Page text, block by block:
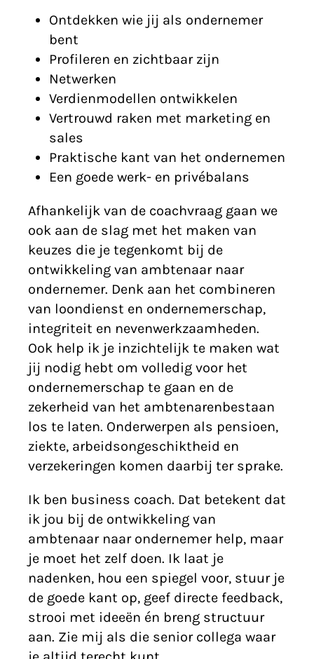
Ontdekken wie jij als ondernemer
bent
Profileren en zichtbaar zijn
Netwerken
Verdienmodellen ontwikkelen
Vertrouwd raken met marketing en
sales
Praktische kant van het ondernemen
Een goede werk- en privébalans
Afhankelijk van de coachvraag gaan we
ook aan de slag met het maken van
keuzes die je tegenkomt bij de
ontwikkeling van ambtenaar naar
ondernemer. Denk aan het combineren
van loondienst en ondernemerschap,
integriteit en nevenwerkzaamheden.
Ook help ik je inzichtelijk te maken wat
jij nodig hebt om volledig voor het
ondernemerschap te gaan en de
zekerheid van het ambtenarenbestaan
los te laten. Onderwerpen als pensioen,
ziekte, arbeidsongeschiktheid en
verzekeringen komen daarbij ter sprake.
Ik ben business coach. Dat betekent dat
ik jou bij de ontwikkeling van
ambtenaar naar ondernemer help, maar
je moet het zelf doen. Ik laat je
nadenken, hou een spiegel voor, stuur je
de goede kant op, geef directe feedback,
strooi met ideeën én breng structuur
aan. Zie mij als die senior collega waar